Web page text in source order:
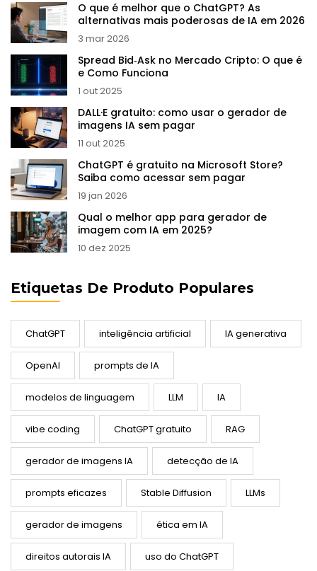
O que é melhor que o ChatGPT? As
alternativas mais poderosas de IA em 2026
3 mar 2026
Spread Bid‑Ask no Mercado Cripto: O que é
e Como Funciona
1 out 2025
DALL·E gratuito: como usar o gerador de
imagens IA sem pagar
11 out 2025
ChatGPT é gratuito na Microsoft Store?
Saiba como acessar sem pagar
19 jan 2026
Qual o melhor app para gerador de
imagem com IA em 2025?
10 dez 2025
Etiquetas De Produto Populares
ChatGPT inteligência artificial IA generativa
OpenAI prompts de IA
modelos de linguagem LLM IA
vibe coding ChatGPT gratuito RAG
gerador de imagens IA detecção de IA
prompts eficazes Stable Diffusion LLMs
gerador de imagens ética em IA
direitos autorais IA uso do ChatGPT